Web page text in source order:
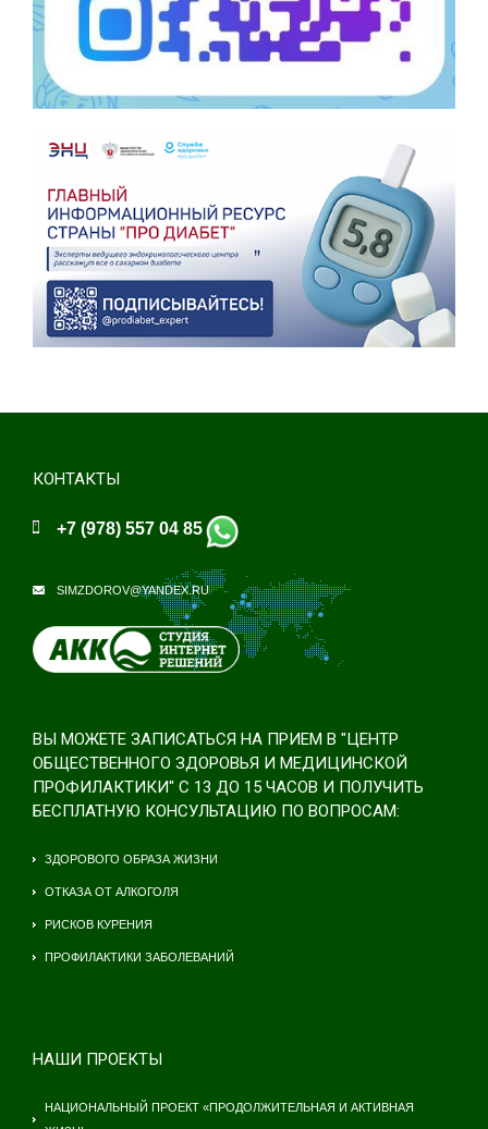
КОНТАКТЫ
+7 (978) 557 04 85
SIMZDOROV@YANDEX.RU
ВЫ МОЖЕТЕ ЗАПИСАТЬСЯ НА ПРИЕМ В "ЦЕНТР
ОБЩЕСТВЕННОГО ЗДОРОВЬЯ И МЕДИЦИНСКОЙ
ПРОФИЛАКТИКИ" С 13 ДО 15 ЧАСОВ И ПОЛУЧИТЬ
БЕСПЛАТНУЮ КОНСУЛЬТАЦИЮ ПО ВОПРОСАМ:
ЗДОРОВОГО ОБРАЗА ЖИЗНИ
ОТКАЗА ОТ АЛКОГОЛЯ
РИСКОВ КУРЕНИЯ
ПРОФИЛАКТИКИ ЗАБОЛЕВАНИЙ
НАШИ ПРОЕКТЫ
НАЦИОНАЛЬНЫЙ ПРОЕКТ «ПРОДОЛЖИТЕЛЬНАЯ И АКТИВНАЯ